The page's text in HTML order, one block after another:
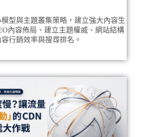
型與主題叢集策略，建立強大內容生
內容佈局、建立主題權威、網站結構
行銷效率與搜尋排名。